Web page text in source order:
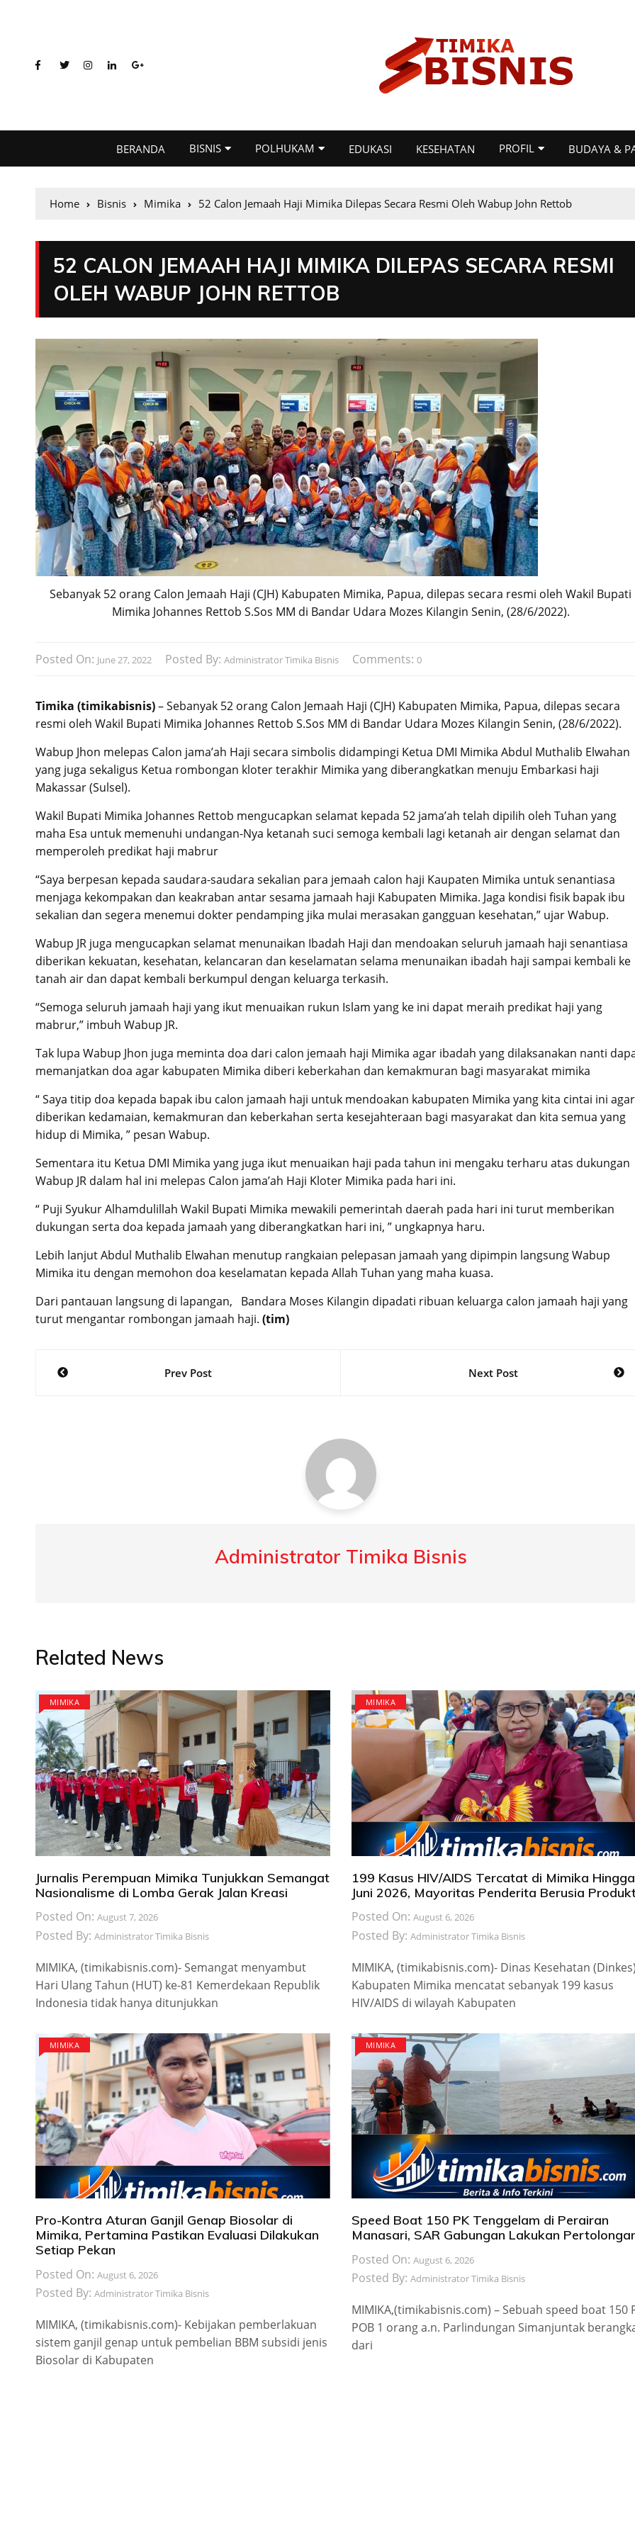
BERANDA BISNIS POLHUKAM EDUKASI KESEHATAN PROFIL BUDAYA &
Home Bisnis Mimika 52 Calon Jemaah Haji Mimika Dilepas Secara Resmi Oleh Wabup John Rettob
52 CALON JEMAAH HAJI MIMIKA DILEPAS SECARA RESMI
OLEH WABUP JOHN RETTOB
Sebanyak 52 orang Calon Jemaah Haji (CJH) Kabupaten Mimika, Papua, dilepas secara resmi oleh Wakil Bupati
Mimika Johannes Rettob S.Sos MM di Bandar Udara Mozes Kilangin Senin, (28/6/2022).
Posted On: June 27, 2022 Posted By: Administrator Timika Bisnis Comments: 0
Timika (timikabisnis)– Sebanyak 52 orang Calon Jemaah Haji (CJH) Kabupaten Mimika, Papua, dilepas secara
resmi oleh Wakil Bupati Mimika Johannes Rettob S.Sos MM di Bandar Udara Mozes Kilangin Senin, (28/6/2022).
Wabup Jhon melepas Calon jama’ah Haji secara simbolis didampingi Ketua DMI Mimika Abdul Muthalib Elwahan
yang juga sekaligus Ketua rombongan kloter terakhir Mimika yang diberangkatkan menuju Embarkasi haji
Makassar (Sulsel).
Wakil Bupati Mimika Johannes Rettob mengucapkan selamat kepada 52 jama’ah telah dipilih oleh Tuhan yang
maha Esa untuk memenuhi undangan-Nya ketanah suci semoga kembali lagi ketanah air dengan selamat dan
memperoleh predikat haji mabrur
“Saya berpesan kepada saudara-saudara sekalian para jemaah calon haji Kaupaten Mimika untuk senantiasa
menjaga kekompakan dan keakraban antar sesama jamaah haji Kabupaten Mimika. Jaga kondisi fisik bapak ibu
sekalian dan segera menemui dokter pendamping jika mulai merasakan gangguan kesehatan,” ujar Wabup.
Wabup JR juga mengucapkan selamat menunaikan Ibadah Haji dan mendoakan seluruh jamaah haji senantiasa
diberikan kekuatan, kesehatan, kelancaran dan keselamatan selama menunaikan ibadah haji sampai kembali ke
tanah air dan dapat kembali berkumpul dengan keluarga terkasih.
“Semoga seluruh jamaah haji yang ikut menuaikan rukun Islam yang ke ini dapat meraih predikat haji yang
mabrur,” imbuh Wabup JR.
Tak lupa Wabup Jhon juga meminta doa dari calon jemaah haji Mimika agar ibadah yang dilaksanakan nanti
memanjatkan doa agar kabupaten Mimika diberi keberkahan dan kemakmuran bagi masyarakat mimika
“ Saya titip doa kepada bapak ibu calon jamaah haji untuk mendoakan kabupaten Mimika yang kita cintai ini agar
diberikan kedamaian, kemakmuran dan keberkahan serta kesejahteraan bagi masyarakat dan kita semua yang
hidup di Mimika, ” pesan Wabup.
Sementara itu Ketua DMI Mimika yang juga ikut menuaikan haji pada tahun ini mengaku terharu atas dukungan
Wabup JR dalam hal ini melepas Calon jama’ah Haji Kloter Mimika pada hari ini.
“ Puji Syukur Alhamdulillah Wakil Bupati Mimika mewakili pemerintah daerah pada hari ini turut memberikan
dukungan serta doa kepada jamaah yang diberangkatkan hari ini, ” ungkapnya haru.
Lebih lanjut Abdul Muthalib Elwahan menutup rangkaian pelepasan jamaah yang dipimpin langsung Wabup
Mimika itu dengan memohon doa keselamatan kepada Allah Tuhan yang maha kuasa.
Dari pantauan langsung di lapangan, Bandara Moses Kilangin dipadati ribuan keluarga calon jamaah haji yang
turut mengantar rombongan jamaah haji. (tim)
Post
Prev Post Next Post
Administrator Timika Bisnis
Related News
MIMIKA
Jurnalis Perempuan Mimika Tunjukkan Semangat
Nasionalisme di Lomba Gerak Jalan Kreasi
Posted On: August 7, 2026
Posted By: Administrator Timika Bisnis
MIMIKA, (timikabisnis.com)- Semangat menyambut
Hari Ulang Tahun (HUT) ke-81 Kemerdekaan Republik
Indonesia tidak hanya ditunjukkan
MIMIKA
199 Kasus HIV/AIDS Tercatat di Mimika Hingga
Juni 2026, Mayoritas Penderita Berusia
Posted On: August 6, 2026
Posted By: Administrator Timika Bisnis
MIMIKA, (timikabisnis.com)- Dinas Kesehatan
Kabupaten Mimika mencatat sebanyak 199 kasus
HIV/AIDS di wilayah Kabupaten
MIMIKA
Pro-Kontra Aturan Ganjil Genap Biosolar di
Mimika, Pertamina Pastikan Evaluasi Dilakukan
Setiap Pekan
Posted On: August 6, 2026
Posted By: Administrator Timika Bisnis
MIMIKA, (timikabisnis.com)- Kebijakan pemberlakuan
sistem ganjil genap untuk pembelian BBM subsidi jenis
Biosolar di Kabupaten
MIMIKA
Speed Boat 150 PK Tenggelam di Perairan
Manasari, SAR Gabungan Lakukan
Posted On: August 6, 2026
Posted By: Administrator Timika Bisnis
MIMIKA,(timikabisnis.com) – Sebuah speed boat 150
POB 1 orang a.n. Parlindungan Simanjuntak
dari